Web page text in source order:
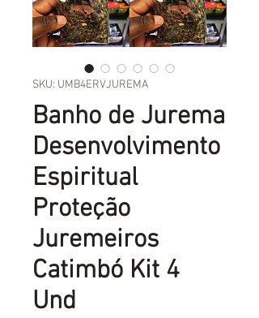
SKU: UMB4ERVJUREMA
Banho de Jurema
Desenvolvimento
Espiritual
Proteção
Juremeiros
Catimbó Kit 4
Und